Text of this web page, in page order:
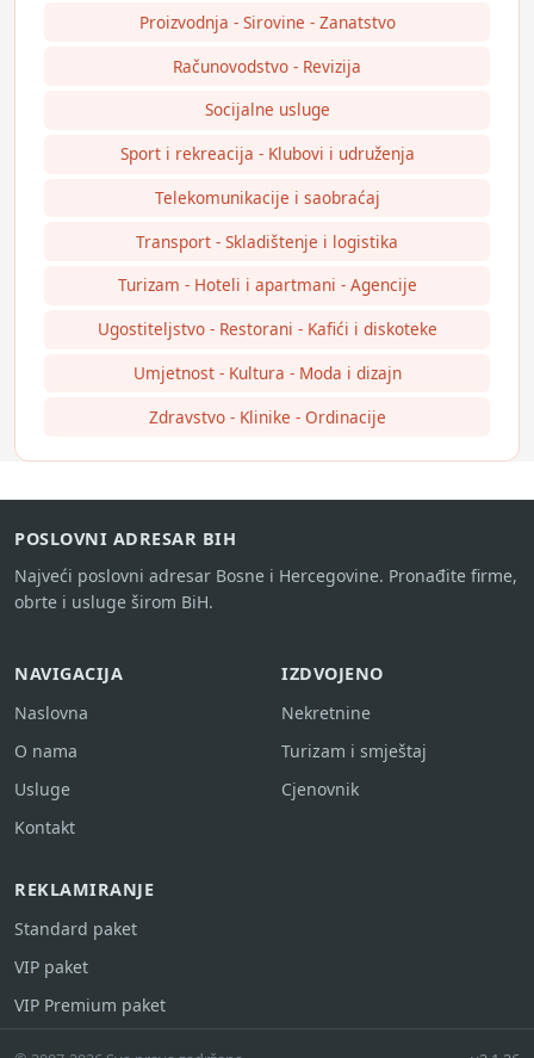
Proizvodnja - Sirovine - Zanatstvo
Računovodstvo - Revizija
Socijalne usluge
Sport i rekreacija - Klubovi i udruženja
Telekomunikacije i saobraćaj
Transport - Skladištenje i logistika
Turizam - Hoteli i apartmani - Agencije
Ugostiteljstvo - Restorani - Kafići i diskoteke
Umjetnost - Kultura - Moda i dizajn
Zdravstvo - Klinike - Ordinacije
POSLOVNI ADRESAR BIH
Najveći poslovni adresar Bosne i Hercegovine. Pronađite firme,
obrte i usluge širom BiH.
NAVIGACIJA
Naslovna
O nama
Usluge
Kontakt
IZDVOJENO
Nekretnine
Turizam i smještaj
Cjenovnik
REKLAMIRANJE
Standard paket
VIP paket
VIP Premium paket